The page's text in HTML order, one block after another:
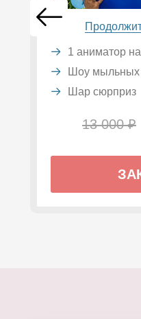
1 аниматор
Шоу мыльных
Шар сюрприз
13 000 ₽